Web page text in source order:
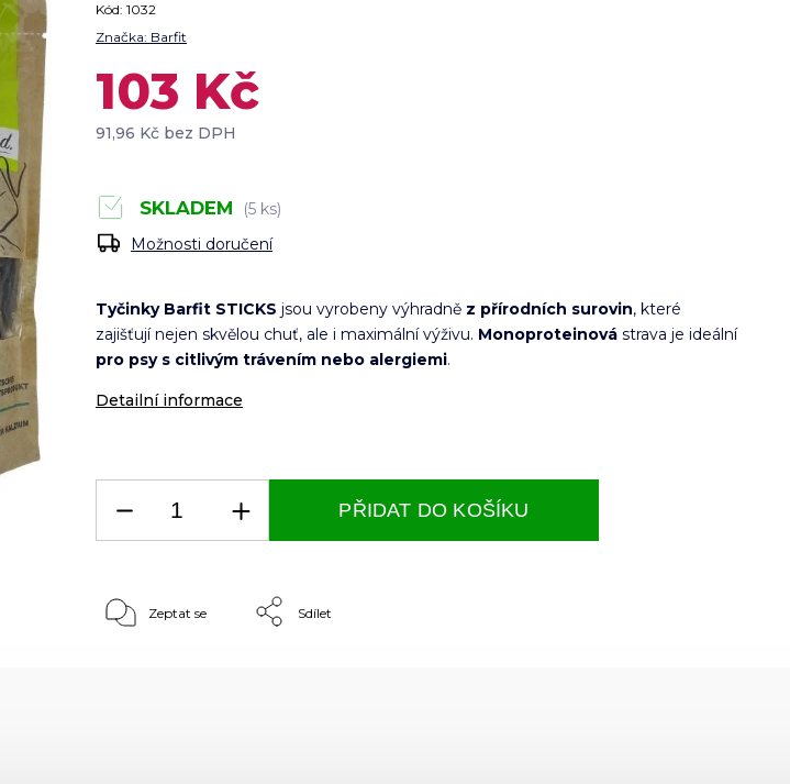
Značka: Barfit
103 Kč
91,96 Kč bez DPH
Kód: 1032
Tyčinky Barfit STICKS jsou vyrobeny výhradně z přírodních surovin, které
zajišťují nejen skvělou chuť, ale i maximální výživu. Monoproteinová strava je ideální
pro psy s citlivým trávením nebo alergiemi.
Detailní informace
SKLADEM
(5 ks)
Možnosti doručení
PŘIDAT DO KOŠÍKU
Zeptat se Sdílet